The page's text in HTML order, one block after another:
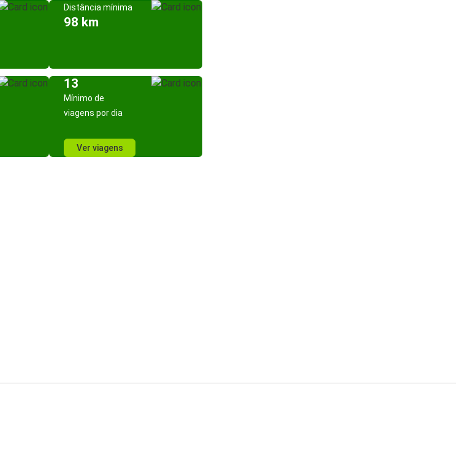
Distância mínima
98 km
13
Mínimo de
viagens por dia
Ver viagens